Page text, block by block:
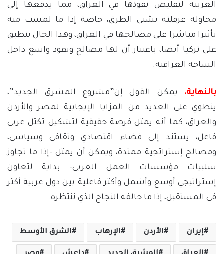
العربية لتقليص نفوذها في العراق، مما يدفعها إلى
محاولة عرقلته بشتى الطرق، خاصة إذا ما لمست منه
تأثيرا مباشرا على مصالحها في العراق، وهذا الحال ينطبق
على تركيا أيضا، باعتبار أن لها مصالح ونفوذ واسع داخل
الساحة العراقية.
بالنهاية،
يمكن القول إن”مشروع المشرق الجديد”،
ينطوي على العديد من المزايا الإيجابية لمصر والأردن
والعراق، كما أنه يمثل فرصة حقيقية لتشكيل تكتل عربي
فاعل، يستند إلى فضاء اقتصادي وثقافي وسياسي،
ومصالح إستراتجية ممتدة، ويمكن أن يمثل -إذا ما تجاوز
سلبيات مؤسسات العمل العربي- بداية لتعاون
إستراتيجي أوسع وأشمل وأكثر فاعلية بين دول عربية أكثر
في المستقبل، إذا ما حالفه النجاح الذي ننتظره.
إيران الأردن الإرهاب الشرق الأوسط